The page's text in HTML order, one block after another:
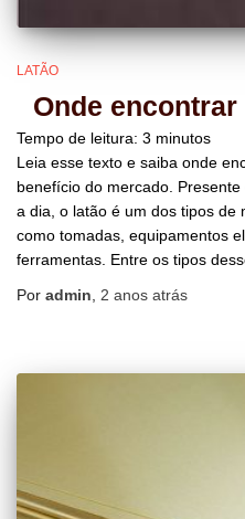
LATÃO
Onde encontrar
Tempo de leitura: 3 minutos
Leia esse texto e saiba onde
benefício do mercado.
a dia, o latão é um dos tipos de
como tomadas, equipamentos
ferramentas. Entre os tipos
Por admin, 2 anos atrás